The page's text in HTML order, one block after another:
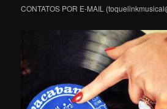
CONTATOS POR E-MAIL